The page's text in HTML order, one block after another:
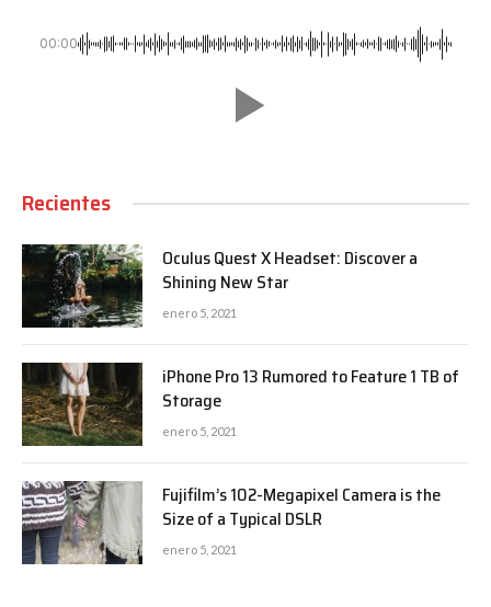
00:00
Recientes
Oculus Quest X Headset: Discover a
Shining New Star
enero 5, 2021
iPhone Pro 13 Rumored to Feature 1 TB of
Storage
enero 5, 2021
Fujifilm’s 102-Megapixel Camera is the
Size of a Typical DSLR
enero 5, 2021